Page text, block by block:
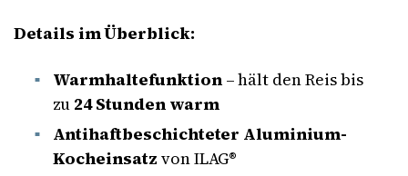
Details im Überblick:
Warmhaltefunktion– hält den Reis bis
zu 24 Stunden warm
Antihaftbeschichteter Aluminium-
Kocheinsatz von ILAG®